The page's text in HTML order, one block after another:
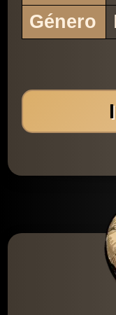
Género